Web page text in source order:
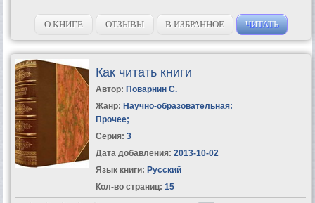
О КНИГЕ ОТЗЫВЫ В ИЗБРАННОЕ ЧИТАТЬ
Как читать книги
Автор: Поварнин С.
Жанр: Научно-образовательная:
Прочее;
Серия: 3
Дата добавления: 2013-10-02
Язык книги: Русский
Кол-во страниц: 15